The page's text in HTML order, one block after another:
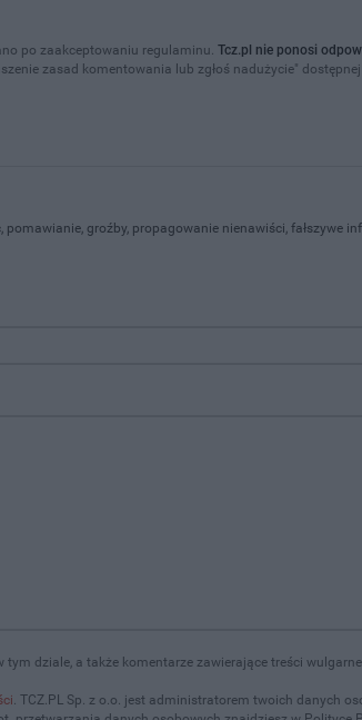
po zaakceptowaniu regulaminu. Tcz.pl nie ponosi
zasad komentowania lub zgłoś nadużycie"
groźby, propagowanie nienawiści, fałszywe
tym dziale, a także komentarze zawierające treści
. TCZ.PL Sp. z o.o. jest administratorem twoich danych